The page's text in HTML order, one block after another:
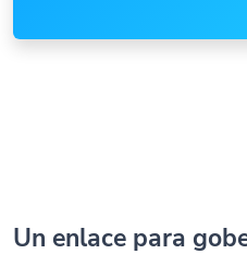
Un enlace para